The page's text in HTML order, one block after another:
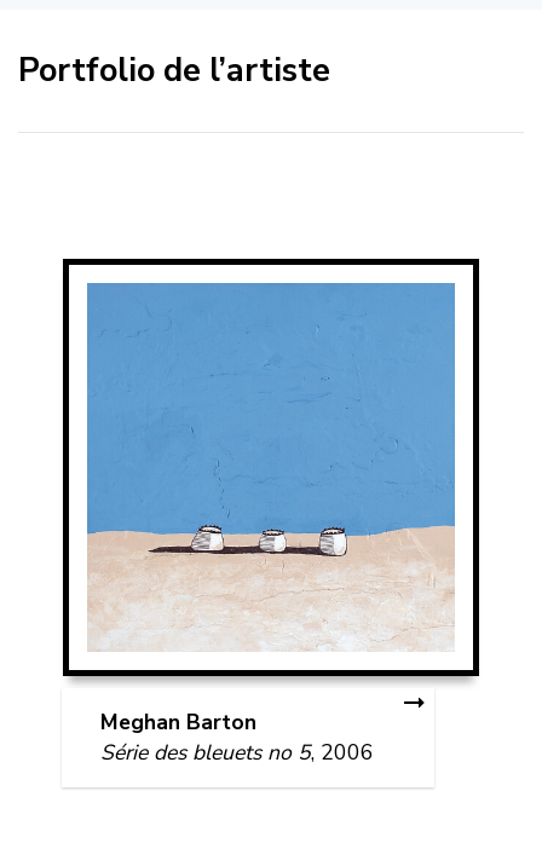
Portfolio de l’artiste
Meghan Barton
Série des bleuets no 5, 2006